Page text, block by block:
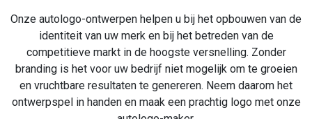
Onze autologo-ontwerpen helpen u bij het opbouwen van de
identiteit van uw merk en bij het betreden van de
competitieve markt in de hoogste versnelling. Zonder
branding is het voor uw bedrijf niet mogelijk om te groeien
en vruchtbare resultaten te genereren. Neem daarom het
ontwerpspel in handen en maak een prachtig logo met onze